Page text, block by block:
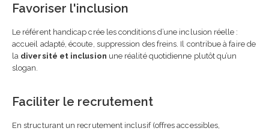
Favoriser l'inclusion
Le référent handicap crée les conditions d’une inclusion réelle :
accueil adapté, écoute, suppression des freins. Il contribue à faire de
la diversité et inclusion une réalité quotidienne plutôt qu’un
slogan.
Faciliter le recrutement
En structurant un recrutement inclusif (offres accessibles,